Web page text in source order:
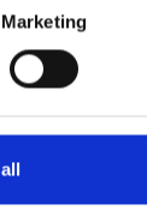
Marketing